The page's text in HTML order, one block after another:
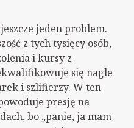
jeden problem.
z tych tysięcy osób,
i kursy z
się nagle
i szlifierzy. W ten
presję na
bo „panie, ja mam